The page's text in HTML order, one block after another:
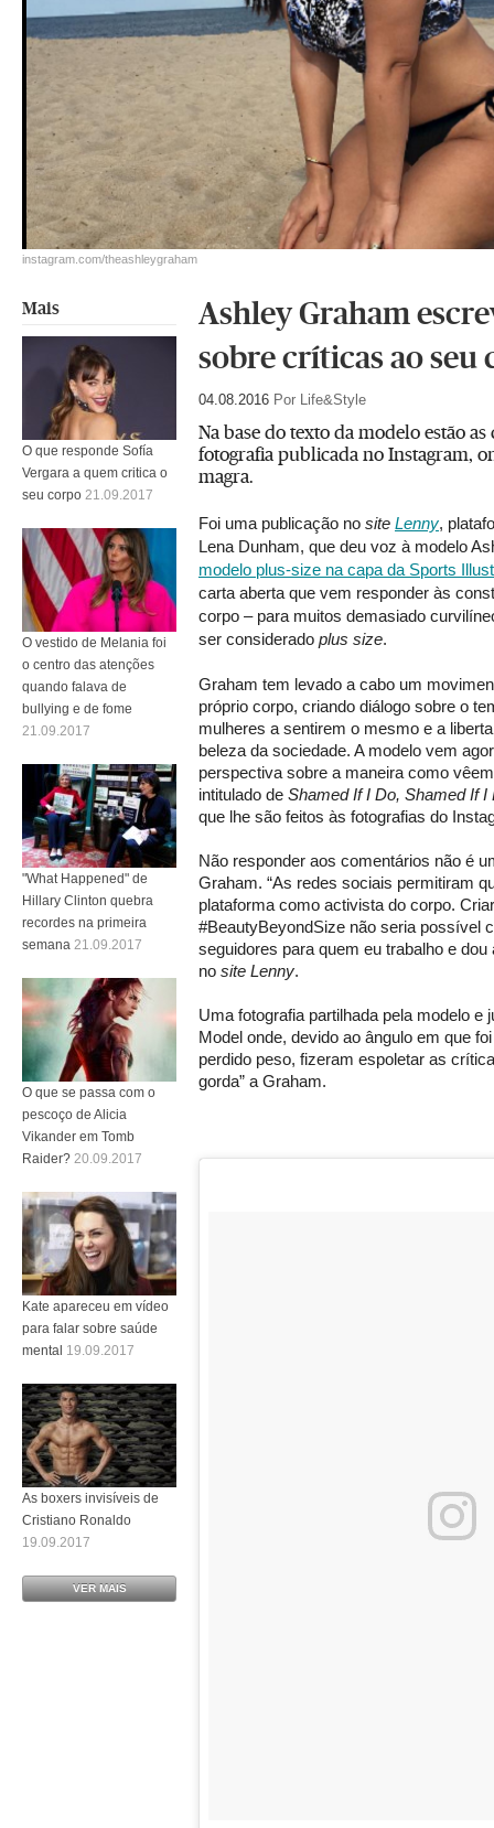
instagram.com/theashleygraham
Ashley Graham
sobre críticas ao seu
04.08.2016 Por Life&Style
Na base do texto da modelo estão
fotografia publicada no Instagram,
magra.
Foi uma publicação no site Lenny,
Lena Dunham, que deu voz à modelo
modelo plus-size na capa da Sports
carta aberta que vem responder às
corpo – para muitos demasiado
ser considerado plus size.
Graham tem levado a cabo um
próprio corpo, criando diálogo sobre o
mulheres a sentirem o mesmo e a
beleza da sociedade. A modelo vem
perspectiva sobre a maneira como
intitulado de Shamed If I Do, Shamed If I
que lhe são feitos às fotografias do
Não responder aos comentários não é
Graham. “As redes sociais permitiram
plataforma como activista do corpo.
#BeautyBeyondSize não seria possível
seguidores para quem eu trabalho e
no site Lenny.
Uma fotografia partilhada pela modelo e
Model onde, devido ao ângulo em que
perdido peso, fizeram espoletar as
gorda” a Graham.
Mais
O que responde Sofía
Vergara a quem critica o
seu corpo 21.09.2017
O vestido de Melania foi
o centro das atenções
quando falava de
bullying e de fome
21.09.2017
"What Happened" de
Hillary Clinton quebra
recordes na primeira
semana 21.09.2017
O que se passa com o
pescoço de Alicia
Vikander em Tomb
Raider? 20.09.2017
Kate apareceu em vídeo
para falar sobre saúde
mental 19.09.2017
As boxers invisíveis de
Cristiano Ronaldo
19.09.2017
VER MAIS